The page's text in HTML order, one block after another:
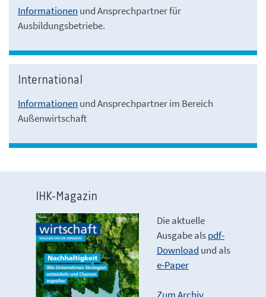
Informationen und Ansprechpartner für
Ausbildungsbetriebe.
International
Informationen und Ansprechpartner im Bereich
Außenwirtschaft
IHK-Magazin
Die aktuelle
Ausgabe alspdf-
Download und als
e-Paper